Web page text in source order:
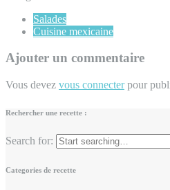
Salades
Cuisine mexicaine
Ajouter un commentaire
Vous devez vous connecterpour
Rechercher une recette :
Search for:
Categories de recette